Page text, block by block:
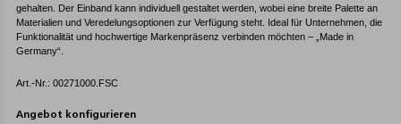
gehalten. Der Einband kann individuell gestaltet werden, wobei eine breite Palette an
Materialien und Veredelungsoptionen zur Verfügung steht. Ideal für Unternehmen, die
Funktionalität und hochwertige Markenpräsenz verbinden möchten – „Made in
Germany“.
Art.-Nr.: 00271000.FSC
Angebot konfigurieren